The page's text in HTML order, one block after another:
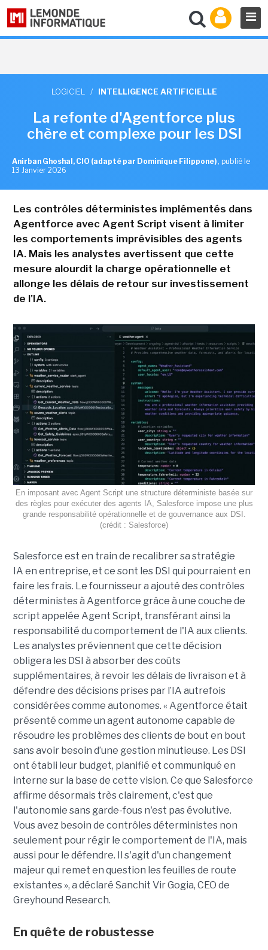
LOGICIEL / INTELLIGENCE ARTIFICIELLE
La refonte d'Agentforce plus
chère et complexe pour les DSI
Anirban Ghoshal, CIO (adapté par Dominique Filippone) , publié le
13 Janvier 2026
Les contrôles déterministes implémentés dans
Agentforce avec Agent Script visent à limiter
les comportements imprévisibles des agents
IA. Mais les analystes avertissent que cette
mesure alourdit la charge opérationnelle et
allonge les délais de retour sur investissement
de l'IA.
En imposant avec Agent Script une structure déterministe basée sur
des règles pour exécuter des agents IA, Salesforce impose une plus
grande responsabilité opérationnelle et de gouvernance aux DSI.
(crédit : Salesforce)
Salesforce est en train de recalibrer sa stratégie
IA en entreprise, et ce sont les DSI qui pourraient en
faire les frais. Le fournisseura ajouté des contrôles
déterministes à Agentforce grâce à une couche de
script appelée Agent Script, transférant ainsi la
responsabilité du comportement de l'IA aux clients.
Les analystes préviennent que cette décision
obligera les DSI à absorber des coûts
supplémentaires, à revoir les délais de livraison et à
défendre des décisions prises par l’IA autrefois
considéréescomme autonomes. «Agentforce était
présenté comme un agent autonome capable de
résoudre les problèmes des clients de bout en bout
sans avoir besoin d’une gestion minutieuse. Les DSI
ont établi leur budget, planifié et communiqué en
interne sur la base de cette vision. Ce que Salesforce
affirme désormais très clairement, c'est que
l'autonomie sans garde-fous n'est pas évolutive.
Vous avez besoin de contrôles déterministes non
seulement pour régir le comportement de l'IA, mais
aussi pour le défendre. Il s'agit d'un changement
majeur qui remet en question les feuilles de route
existantes », a déclaré Sanchit VirGogia, CEO de
Greyhound Research.
En quête de robustesse